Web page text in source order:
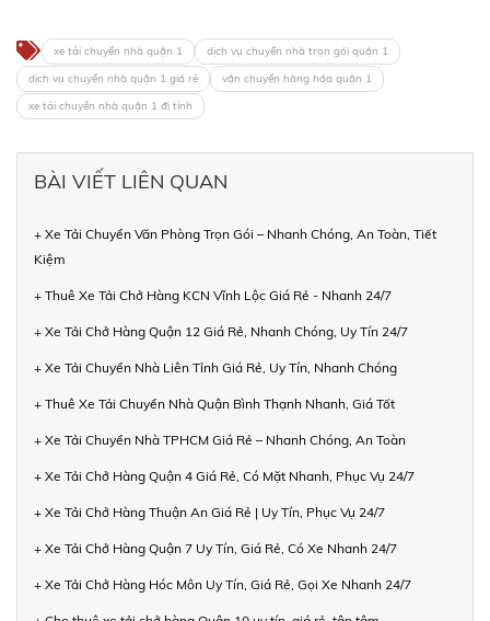
xe tải chuyển nhà quận 1
dịch vụ chuyển nhà trọn gói quận 1
dịch vụ chuyển nhà quận 1 giá rẻ
vận chuyển hàng hóa quận 1
xe tải chuyển nhà quận 1 đi tỉnh
BÀI VIẾT LIÊN QUAN
+ Xe Tải Chuyển Văn Phòng Trọn Gói – Nhanh Chóng, An Toàn, Tiết
Kiệm
+ Thuê Xe Tải Chở Hàng KCN Vĩnh Lộc Giá Rẻ - Nhanh 24/7
+ Xe Tải Chở Hàng Quận 12 Giá Rẻ, Nhanh Chóng, Uy Tín 24/7
+ Xe Tải Chuyển Nhà Liên Tỉnh Giá Rẻ, Uy Tín, Nhanh Chóng
+ Thuê Xe Tải Chuyển Nhà Quận Bình Thạnh Nhanh, Giá Tốt
+ Xe Tải Chuyển Nhà TPHCM Giá Rẻ – Nhanh Chóng, An Toàn
+ Xe Tải Chở Hàng Quận 4 Giá Rẻ, Có Mặt Nhanh, Phục Vụ 24/7
+ Xe Tải Chở Hàng Thuận An Giá Rẻ | Uy Tín, Phục Vụ 24/7
+ Xe Tải Chở Hàng Quận 7 Uy Tín, Giá Rẻ, Có Xe Nhanh 24/7
+ Xe Tải Chở Hàng Hóc Môn Uy Tín, Giá Rẻ, Gọi Xe Nhanh 24/7